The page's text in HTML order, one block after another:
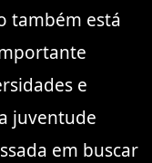
também está
e
juventude
em buscar